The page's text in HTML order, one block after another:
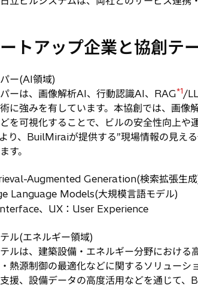
トアップ企業と協創テ
ー(AI領域)
ーは、画像解析AI、行動認識AI、RAG*1/
に強みを有しています。本協創では、画
を可視化することで、ビルの安全性向上
り、BuilMiraiが提供する”現場情報の見え
す。
Augmented Generation(検索拡張生
Language Models(大規模言語モデル)
、UX：User Experience
ル(エネルギー領域)
ルは、建築設備・エネルギー分野における
熱源制御の最適化などに関するソリュー
援、設備データの高度活用などを通じて